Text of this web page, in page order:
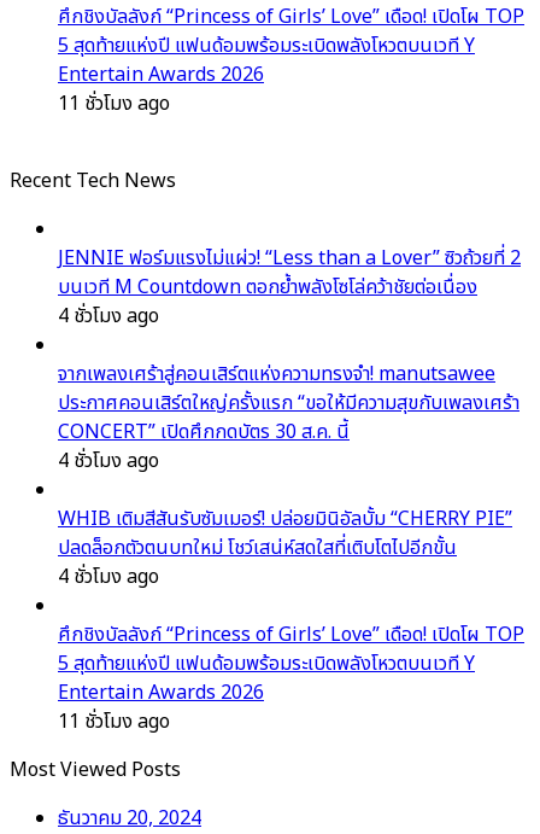
ศึกชิงบัลลังก์ “Princess of Girls’ Love” เดือด! เปิดโผ TOP
5 สุดท้ายแห่งปี แฟนด้อมพร้อมระเบิดพลังโหวตบนเวที Y
Entertain Awards 2026
11 ชั่วโมง ago
Recent Tech News
JENNIE ฟอร์มแรงไม่แผ่ว! “Less than a Lover” ซิวถ้วยที่ 2
บนเวที M Countdown ตอกย้ำพลังโซโล่คว้าชัยต่อเนื่อง
4 ชั่วโมง ago
จากเพลงเศร้าสู่คอนเสิร์ตแห่งความทรงจำ! manutsawee
ประกาศคอนเสิร์ตใหญ่ครั้งแรก “ขอให้มีความสุขกับเพลงเศร้า
CONCERT” เปิดศึกกดบัตร 30 ส.ค. นี้
4 ชั่วโมง ago
WHIB เติมสีสันรับซัมเมอร์! ปล่อยมินิอัลบั้ม “CHERRY PIE”
ปลดล็อกตัวตนบทใหม่ โชว์เสน่ห์สดใสที่เติบโตไปอีกขั้น
4 ชั่วโมง ago
ศึกชิงบัลลังก์ “Princess of Girls’ Love” เดือด! เปิดโผ TOP
5 สุดท้ายแห่งปี แฟนด้อมพร้อมระเบิดพลังโหวตบนเวที Y
Entertain Awards 2026
11 ชั่วโมง ago
Most Viewed Posts
ธันวาคม 20, 2024